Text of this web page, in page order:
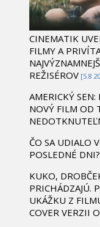
CINEMATIK
FILMY A
REŽISÉROV [5.8
AMERICKÝ
NOVÝ FILM OD
ČO SA UDIALO
POSLEDNÉ DNI?
KUKO,
PRICHÁDZAJÚ.
UKÁŽKU Z
COVER VERZII